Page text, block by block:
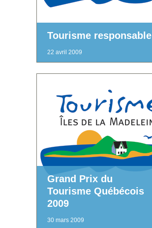
Tourisme responsable
22 avril 2009
Grand Prix du
Tourisme Québécois
2009
30 mars 2009